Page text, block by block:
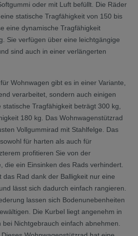
oder mit Luft befüllt. Die Räder
statische Tragfähigkeit von 150 bis
eine dynamische Tragfähigkeit
Sie verfügen über eine leichtgängige
sind auch in einer verlängerten
Wohnwagen gibt es in einer Variante,
verarbeitet, sondern auch einigen
statische Tragfähigkeit beträgt 300 kg,
180 kg. Das Wohnwagenstützrad
Vollgummirad mit Stahlfelge. Das
für harten als auch für
profitieren Sie von der
die ein Einsinken des Rads verhindert.
das Rad dank der Balligkeit nur eine
lässt sich dadurch einfach rangieren.
lassen sich Bodenunebenheiten
Die Kurbel liegt angenehm in
Nichtgebrauch einfach abnehmen.